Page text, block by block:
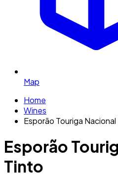
Map
Home
Wines
Esporão Touriga Nacional
Esporão
Tinto